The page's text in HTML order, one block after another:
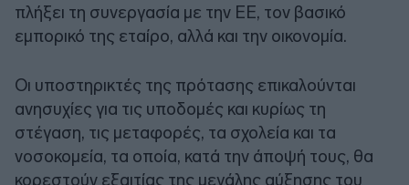
πλήξει τη συνεργασία με την ΕΕ, τον βασικό
εμπορικό της εταίρο, αλλά και την οικονομία.
Οι υποστηρικτές της πρότασης επικαλούνται
ανησυχίες για τις υποδομές και κυρίως τη
στέγαση, τις μεταφορές, τα σχολεία και τα
νοσοκομεία, τα οποία, κατά την άποψή τους, θα
κορεστούν εξαιτίας της μεγάλης αύξησης του